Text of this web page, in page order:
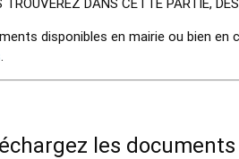
disponibles en mairie ou bien en
.
les documents